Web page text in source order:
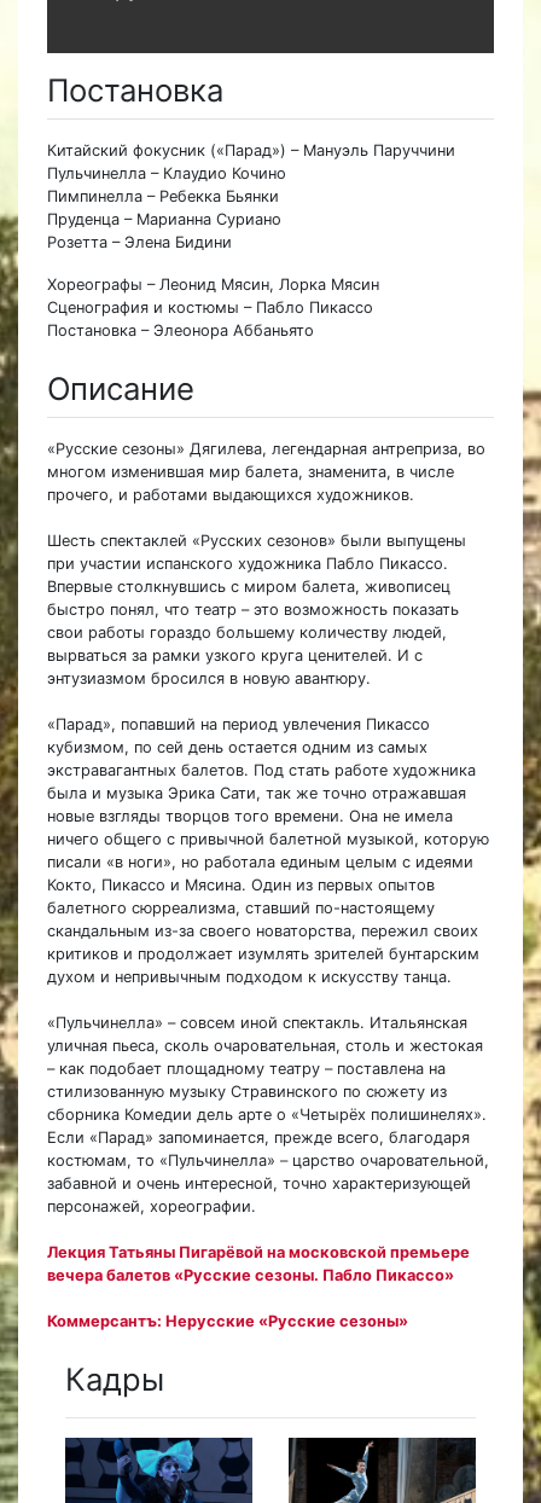
Постановка
Китайский фокусник («Парад») – Мануэль Паруччини
Пульчинелла – Клаудио Кочино
Пимпинелла – Ребекка Бьянки
Пруденца – Марианна Суриано
Розетта – Элена Бидини
Хореографы – Леонид Мясин, Лорка Мясин
Сценография и костюмы – Пабло Пикассо
Постановка – Элеонора Аббаньято
Описание
«Русские сезоны» Дягилева, легендарная антреприза, во
многом изменившая мир балета, знаменита, в числе
прочего, и работами выдающихся художников.
Шесть спектаклей «Русских сезонов» были выпущены
при участии испанского художника Пабло Пикассо.
Впервые столкнувшись с миром балета, живописец
быстро понял, что театр – это возможность показать
свои работы гораздо большему количеству людей,
вырваться за рамки узкого круга ценителей. И с
энтузиазмом бросился в новую авантюру.
«Парад», попавший на период увлечения Пикассо
кубизмом, по сей день остается одним из самых
экстравагантных балетов. Под стать работе художника
была и музыка Эрика Сати, так же точно отражавшая
новые взгляды творцов того времени. Она не имела
ничего общего с привычной балетной музыкой, которую
писали «в ноги», но работала единым целым с идеями
Кокто, Пикассо и Мясина. Один из первых опытов
балетного сюрреализма, ставший по-настоящему
скандальным из-за своего новаторства, пережил своих
критиков и продолжает изумлять зрителей бунтарским
духом и непривычным подходом к искусству танца.
«Пульчинелла» – совсем иной спектакль. Итальянская
уличная пьеса, сколь очаровательная, столь и жестокая
– как подобает площадному театру – поставлена на
стилизованную музыку Стравинского по сюжету из
сборника Комедии дель арте о «Четырёх полишинелях».
Если «Парад» запоминается, прежде всего, благодаря
костюмам, то «Пульчинелла» – царство очаровательной,
забавной и очень интересной, точно характеризующей
персонажей, хореографии.
Лекция Татьяны Пигарёвой на московской премьере
вечера балетов «Русские сезоны. Пабло Пикассо»
Коммерсантъ: Нерусские «Русские сезоны»
Кадры